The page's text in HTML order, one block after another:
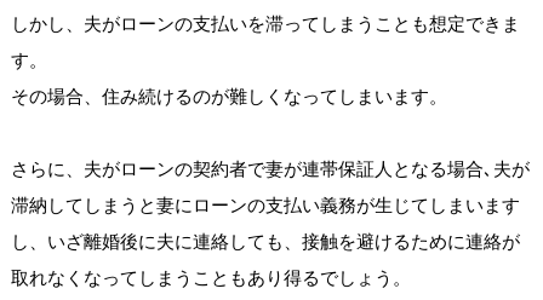
しかし、夫がローンの支払いを滞ってしまうことも想定できま
す。
その場合、住み続けるのが難しくなってしまいます。
さらに、夫がローンの契約者で妻が連帯保証人となる場合､夫が
滞納してしまうと妻にローンの支払い義務が生じてしまいます
し、いざ離婚後に夫に連絡しても、接触を避けるために連絡が
取れなくなってしまうこともあり得るでしょう。